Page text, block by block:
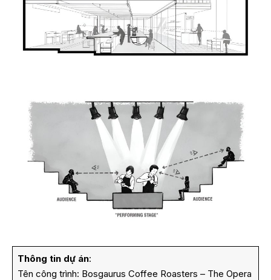
Thông tin dự án:
Tên công trình: Bosgaurus Coffee Roasters – The Opera